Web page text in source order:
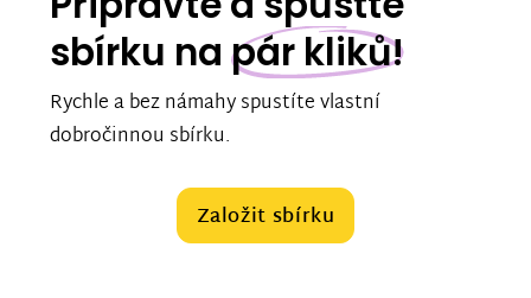
sbírku na pár kliků!
Rychle a bez námahy spustíte vlastní
dobročinnou sbírku.
Založit sbírku